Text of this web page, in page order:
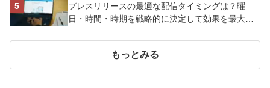
プレスリリースの最適な配信タイミングは？曜
日・時間・時期を戦略的に決定して効果を最大化
もっとみる